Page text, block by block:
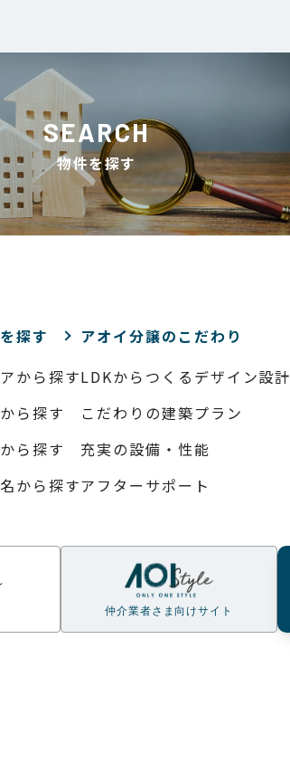
SEARCH
物件を探す
探す
から探す
ら探す
ら探す
から探す
アオイ分譲のこだわり
LDKからつくるデザイン設計
こだわりの建築プラン
充実の設備・性能
アフターサポート
仲介業者さま向けサイト